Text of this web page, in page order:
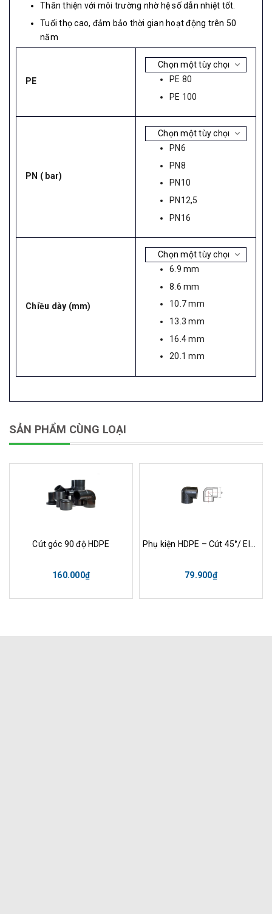
Thân thiện với môi trường nhờ hệ số dẫn nhiệt tốt.
Tuổi thọ cao, đảm bảo thời gian hoạt động trên 50
năm
PE
PE 80
PE 100
PN ( bar)
PN6
PN8
PN10
PN12,5
PN16
Chiều dày (mm)
6.9 mm
8.6 mm
10.7 mm
13.3 mm
16.4 mm
20.1 mm
SẢN PHẨM CÙNG LOẠI
Cút góc 90 độ HDPE
160.000₫
Phụ kiện HDPE – Cút 45°/ Elbow 45°
79.900₫